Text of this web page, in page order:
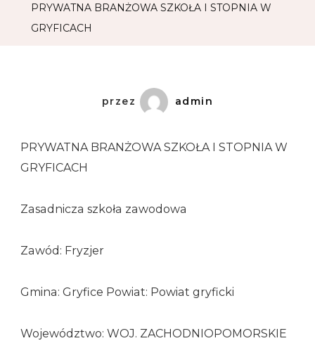
PRYWATNA BRANŻOWA SZKOŁA I STOPNIA W
GRYFICACH
przez admin
PRYWATNA BRANŻOWA SZKOŁA I STOPNIA W
GRYFICACH
Zasadnicza szkoła zawodowa
Zawód: Fryzjer
Gmina: Gryfice Powiat: Powiat gryficki
Województwo: WOJ. ZACHODNIOPOMORSKIE